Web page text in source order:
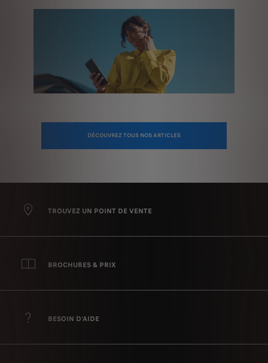
DÉCOUVREZ TOUS NOS ARTICLES
TROUVEZ UN POINT DE VENTE
BROCHURES & PRIX
BESOIN D'AIDE